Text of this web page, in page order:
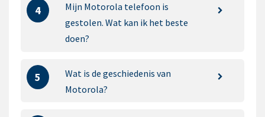
4
Mijn Motorola telefoon is
gestolen. Wat kan ik het beste
doen?
5
Wat is de geschiedenis van
Motorola?